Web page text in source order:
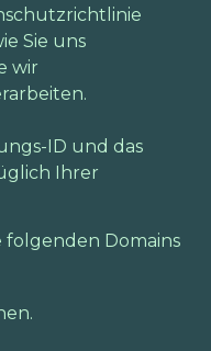
Sie uns
wir
ID und das
Ihrer
Domains